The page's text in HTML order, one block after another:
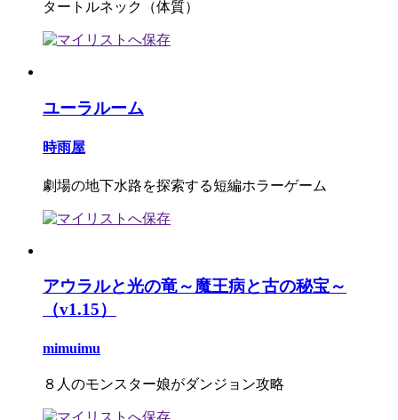
タートルネック（体質）
ユーラルーム
時雨屋
劇場の地下水路を探索する短編ホラーゲーム
アウラルと光の竜～魔王病と古の秘宝～
（v1.15）
mimuimu
８人のモンスター娘がダンジョン攻略